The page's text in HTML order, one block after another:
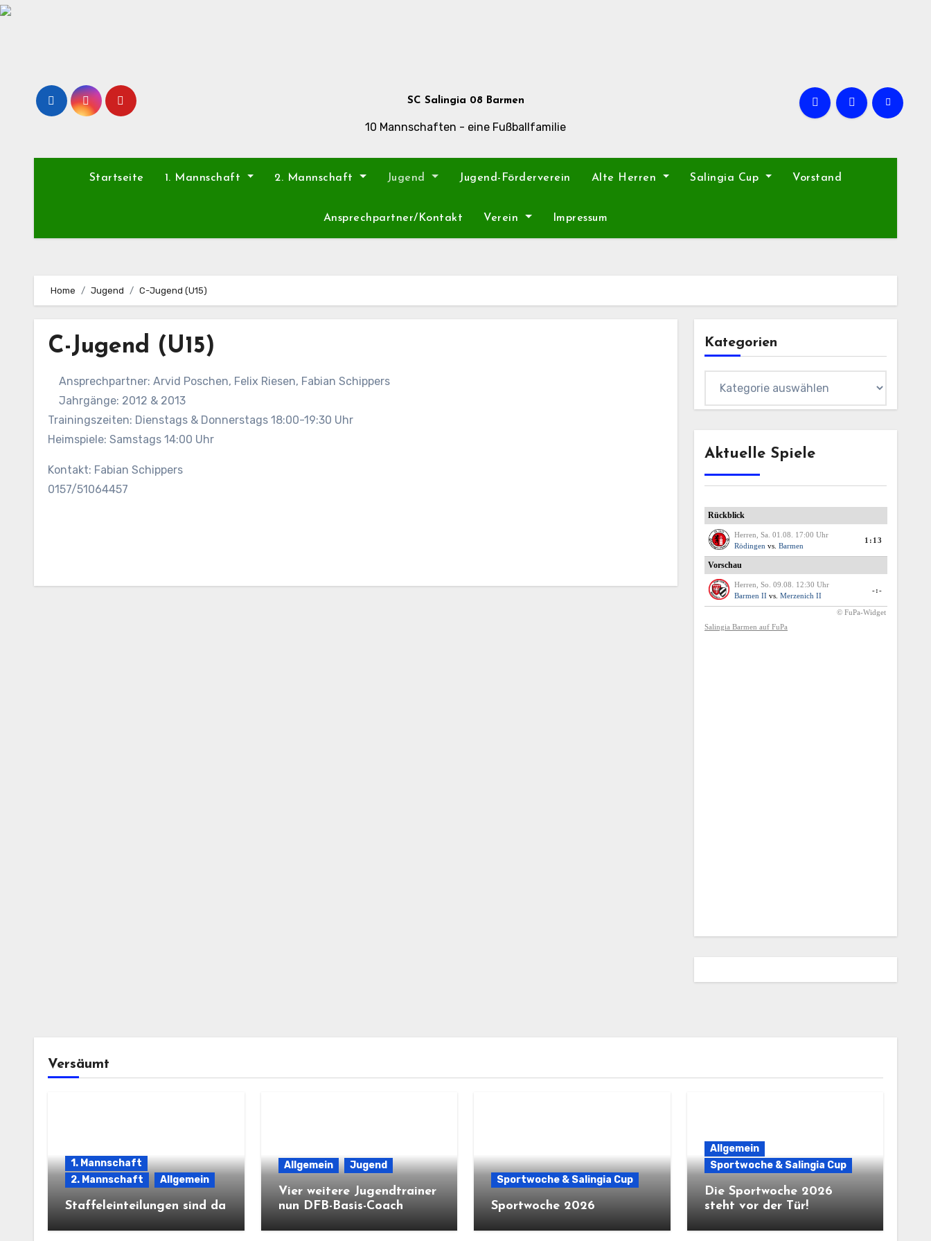
Zu
SC Salingia 08 Barmen
10 Mannschaften - eine Fußballfamilie
Startseite 1. Mannschaft 2. Mannschaft Jugend Jugend-Förderverein Alte Herren Salingia Cup Vorstand
Ansprechpartner/Kontakt Verein Impressum
Home Jugend C-Jugend (U15)
C-Jugend (U15)
Ansprechpartner: Arvid Poschen, Felix Riesen, Fabian Schippers
Jahrgänge: 2012 & 2013
Trainingszeiten: Dienstags & Donnerstags 18:00-19:30 Uhr
Heimspiele: Samstags 14:00 Uhr
Kontakt: Fabian Schippers
0157/51064457
Kategorien
Aktuelle Spiele
Versäumt
1. Mannschaft
2. Mannschaft
Allgemein
Staffeleinteilungen sind da
Allgemein Jugend
Vier weitere Jugendtrainer
nun DFB-Basis-Coach
Sportwoche & Salingia Cup
Sportwoche 2026
Allgemein
Sportwoche & Salingia Cup
Die Sportwoche 2026
steht vor der Tür!